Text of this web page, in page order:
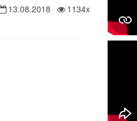
13.08.2018 1134x